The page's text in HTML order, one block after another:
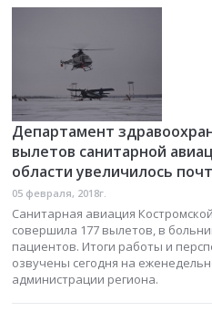
Департамент
вылетов санитарной
области увеличилось
05 февраля, 2018г.
Санитарная авиация
совершила 177 вылетов, в
пациентов. Итоги работы и
озвучены сегодня на
администрации региона.